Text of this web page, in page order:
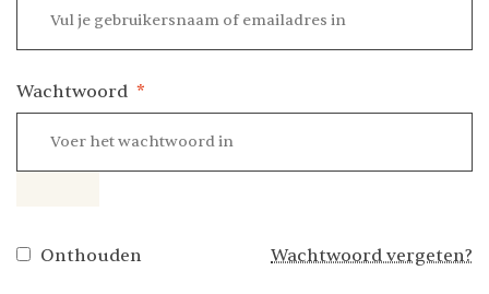
Wachtwoord *
Onthouden Wachtwoord vergeten?